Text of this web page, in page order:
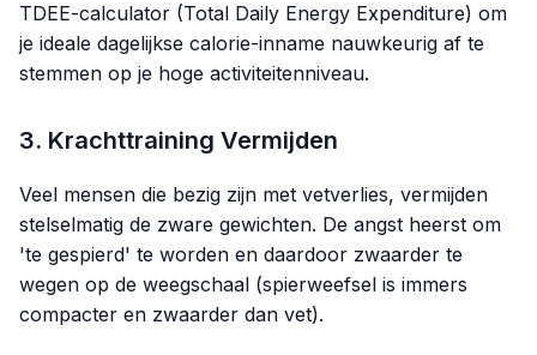
TDEE-calculator (Total Daily Energy Expenditure) om
je ideale dagelijkse calorie-inname nauwkeurig af te
stemmen op je hoge activiteitenniveau.
3. Krachttraining Vermijden
Veel mensen die bezig zijn met vetverlies, vermijden
stelselmatig de zware gewichten. De angst heerst om
'te gespierd' te worden en daardoor zwaarder te
wegen op de weegschaal (spierweefsel is immers
compacter en zwaarder dan vet).